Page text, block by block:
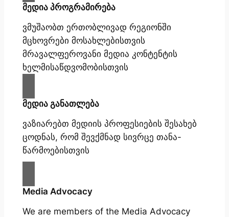
მედია პროგრამირება
ვმუშაობთ ერთობლივად რეგიონში
მცხოვრები მოსახლებისთვის
მრავალფეროვანი მედია კონტენტის
ხელმისაწდვომობისთვის
მედია განათლება
ვაზიარებთ მედიის პროფესიების შესახებ
ცოდნას, რომ შევქმნად სივრცე თანა-
წარმოებისთვის
Media Advocacy
We are members of the Media Advocacy